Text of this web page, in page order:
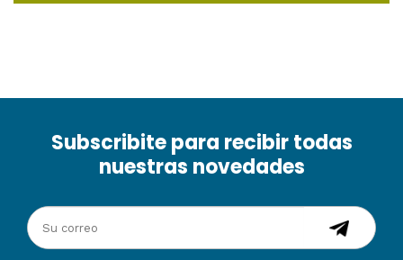
Subscribite para recibir todas
nuestras novedades